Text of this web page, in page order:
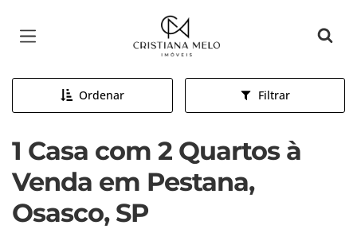
Página inicial
Ordenar Filtrar
1 Casa com 2 Quartos à
Venda em Pestana,
Osasco, SP